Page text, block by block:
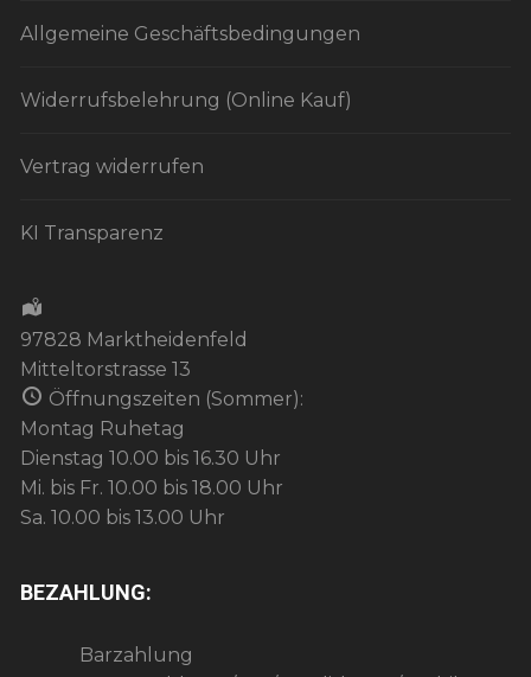
Allgemeine Geschäftsbedingungen
Widerrufsbelehrung (Online Kauf)
Vertrag widerrufen
KI Transparenz
97828 Marktheidenfeld
Mitteltorstrasse 13
Öffnungszeiten (Sommer):
Montag Ruhetag
Dienstag 10.00 bis 16.30 Uhr
Mi. bis Fr. 10.00 bis 18.00 Uhr
Sa. 10.00 bis 13.00 Uhr
BEZAHLUNG:
Barzahlung